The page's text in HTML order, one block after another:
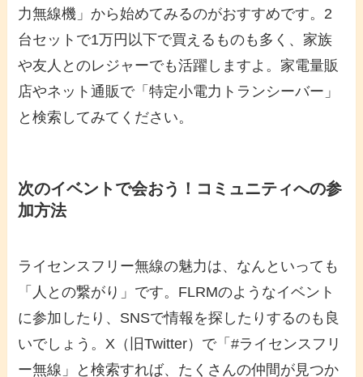
力無線機」から始めてみるのがおすすめです。2
台セットで1万円以下で買えるものも多く、家族
や友人とのレジャーでも活躍しますよ。家電量販
店やネット通販で「特定小電力トランシーバー」
と検索してみてください。
次のイベントで会おう！コミュニティへの参
加方法
ライセンスフリー無線の魅力は、なんといっても
「人との繋がり」です。FLRMのようなイベント
に参加したり、SNSで情報を探したりするのも良
いでしょう。X（旧Twitter）で「#ライセンスフリ
ー無線」と検索すれば、たくさんの仲間が見つか